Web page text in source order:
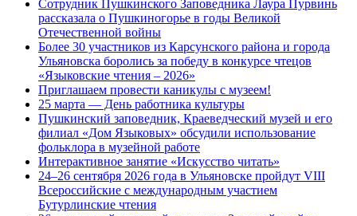
Сотрудник Пушкинского Заповедника Лаура Пурвинь
рассказала о Пушкиногорье в годы Великой
Отечественной войны
Более 30 участников из Карсунского района и города
Ульяновска боролись за победу в конкурсе чтецов
«Языковские чтения – 2026»
Приглашаем провести каникулы с музеем!
25 марта — День работника культуры
Пушкинский заповедник, Краеведческий музей и его
филиал «Дом Языковых» обсудили использование
фольклора в музейной работе
Интерактивное занятие «Искусство читать»
24–26 сентября 2026 года в Ульяновске пройдут VIII
Всероссийские с международным участием
Бутурлинские чтения